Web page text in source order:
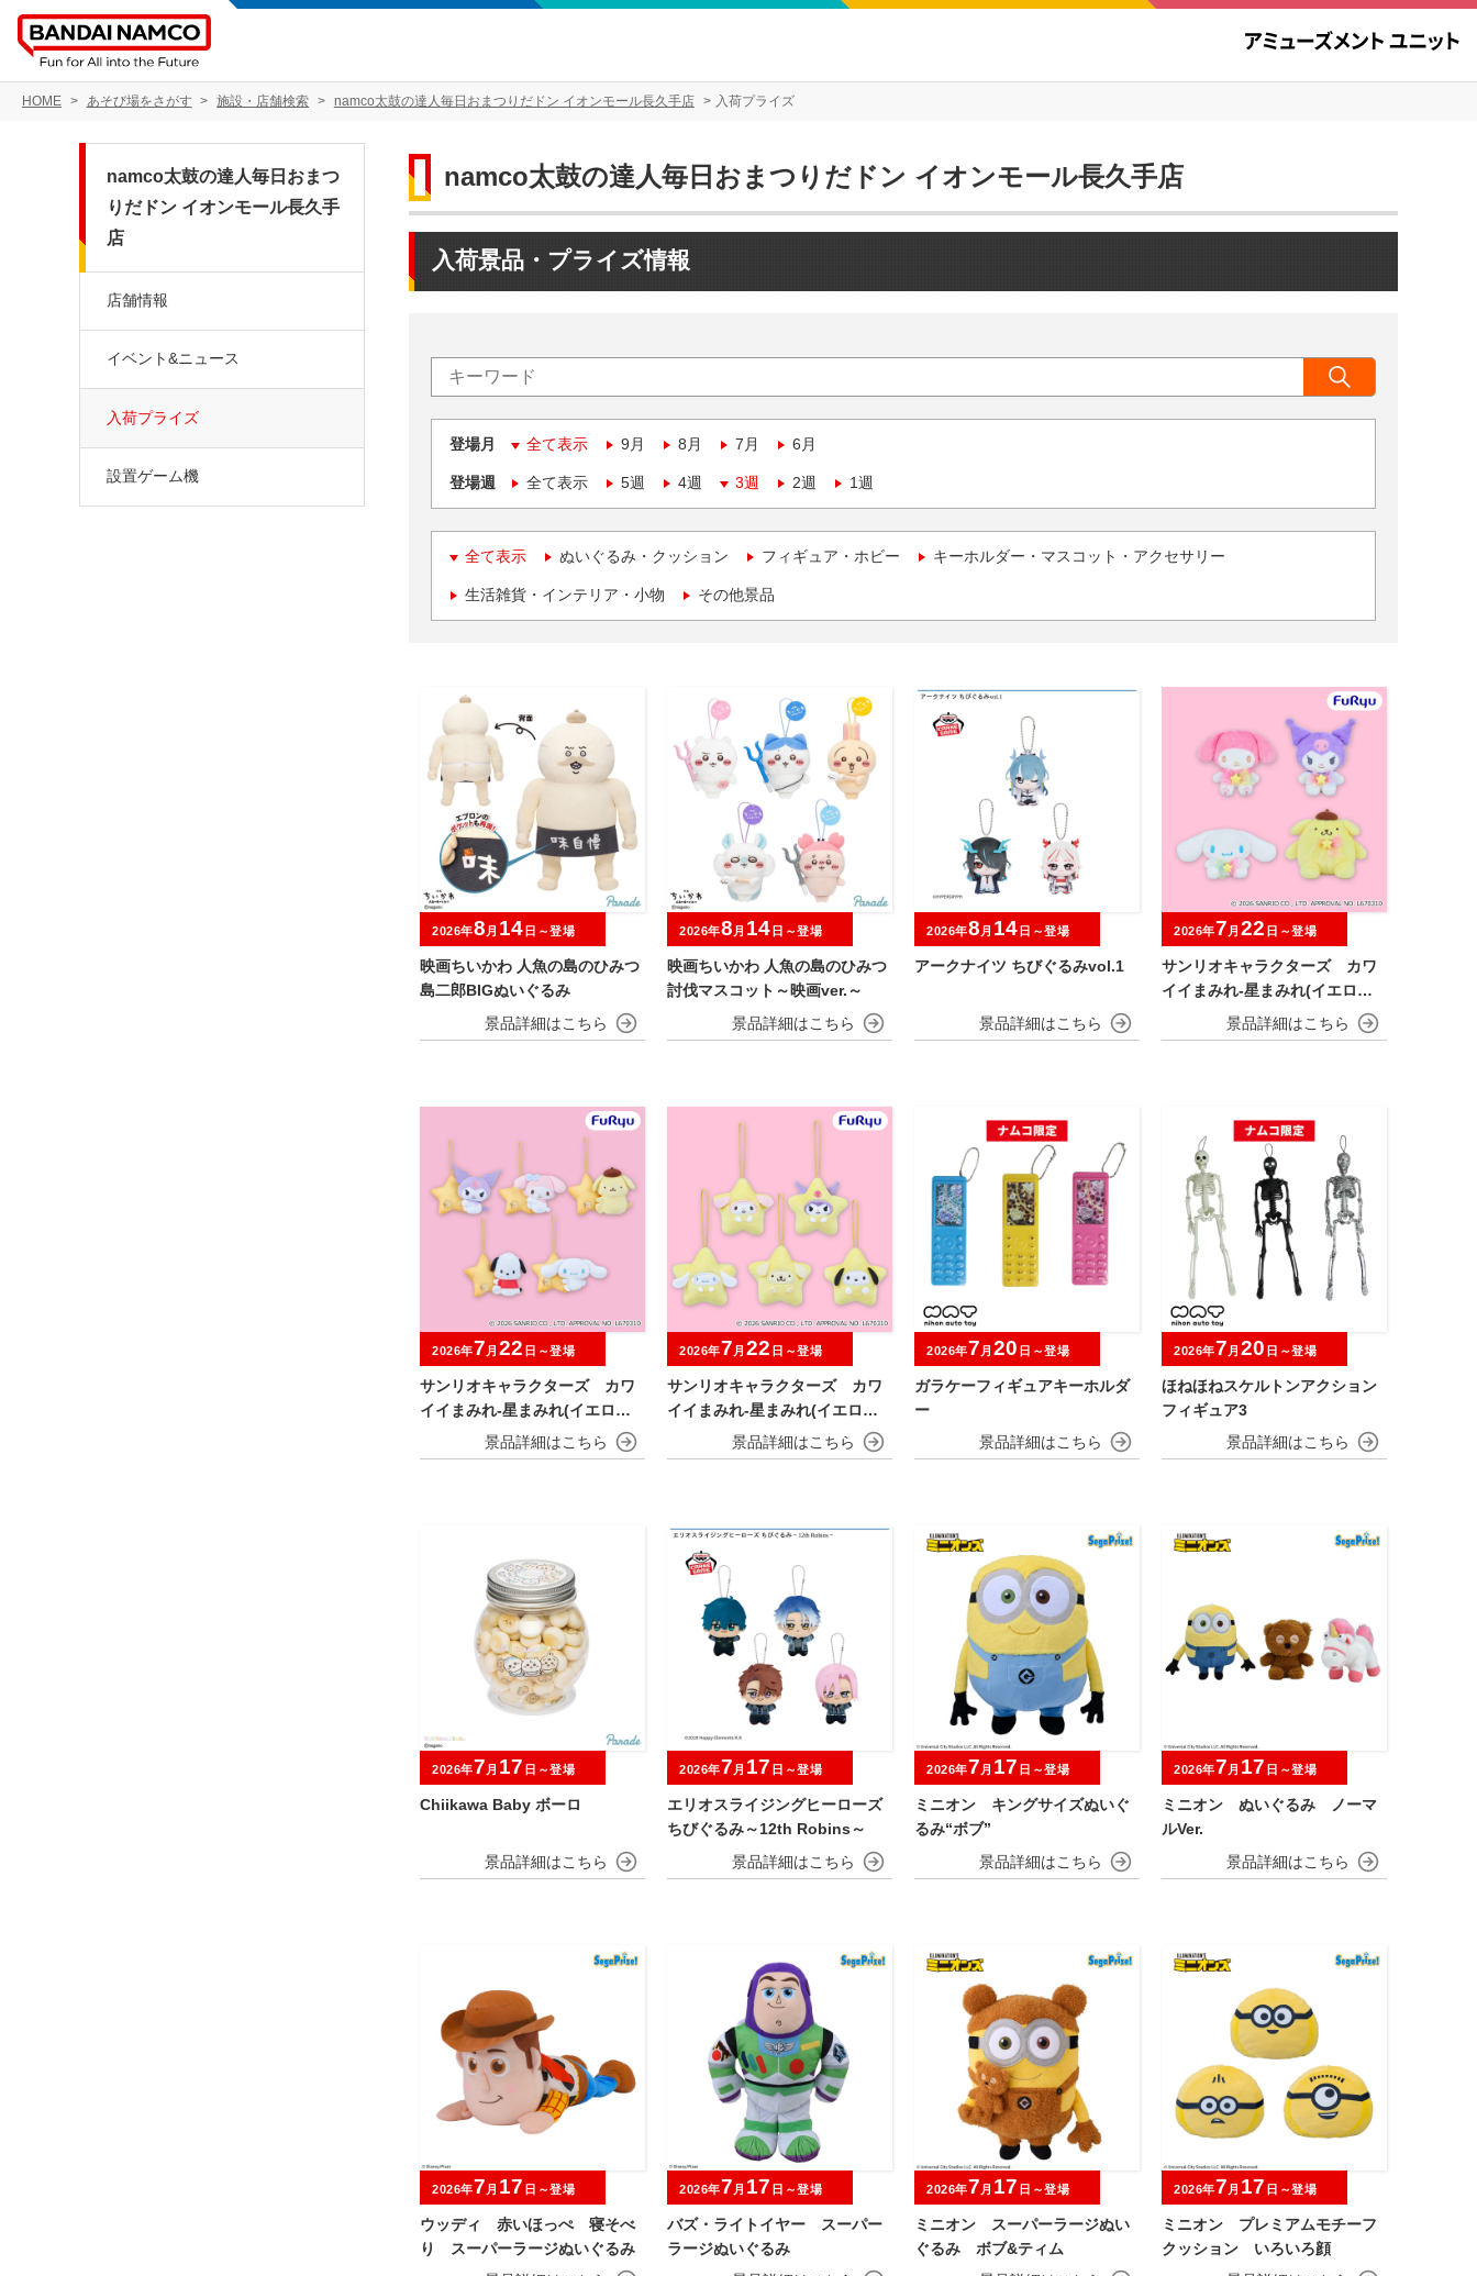
HOME あそび場をさがす 施設・店舗検索 namco太鼓の達人毎日おまつりだドン イオンモール長久手店 入荷プライズ
namco太鼓の達人毎日おまつりだドン イオンモール長久手店
入荷景品・プライズ情報
登場月 全て表示 9月 8月 7月 6月
登場週 全て表示 5週 4週 3週 2週 1週
全て表示 ぬいぐるみ・クッション フィギュア・ホビー キーホルダー・マスコット・アクセサリー
生活雑貨・インテリア・小物 その他景品
映画ちいかわ 人魚の島のひみつ
島二郎BIGぬいぐるみ
2026年8 月 14 日～登場
映画ちいかわ 人魚の島のひみつ
討伐マスコット～映画ver.～
2026年8 月 14 日～登場
アークナイツ ちびぐるみvol.1
2026年8 月 14 日～登場
サンリオキャラクターズ カワ
イイまみれ-星まみれ(イエロー)-
ぬいぐるみ
2026年7 月 22 日～登場
サンリオキャラクターズ カワ
イイまみれ-星まみれ(イエロー)-
マスコット
2026年7 月 22 日～登場
サンリオキャラクターズ カワ
イイまみれ-星まみれ(イエロー)-
ミニマスコット
2026年7 月 22 日～登場
ガラケーフィギュアキーホルダ
ー
2026年7 月 20 日～登場
ほねほねスケルトンアクション
フィギュア3
2026年7 月 20 日～登場
Chiikawa Baby ボーロ
2026年7 月 17 日～登場
エリオスライジングヒーローズ
ちびぐるみ～12th Robins～
2026年7 月 17 日～登場
ミニオン キングサイズぬいぐ
るみ“ボブ”
2026年7 月 17 日～登場
ミニオン ぬいぐるみ ノーマ
ルVer.
2026年7 月 17 日～登場
ウッディ 赤いほっぺ 寝そべ
り スーパーラージぬいぐるみ
2026年7 月 17 日～登場
バズ・ライトイヤー スーパー
ラージぬいぐるみ
2026年7 月 17 日～登場
ミニオン スーパーラージぬい
ぐるみ ボブ&ティム
2026年7 月 17 日～登場
ミニオン プレミアムモチーフ
クッション いろいろ顔
2026年7 月 17 日～登場
namco太鼓の達人毎日おまつ
りだドン イオンモール長久手
店
店舗情報
イベント&ニュース
入荷プライズ
設置ゲーム機